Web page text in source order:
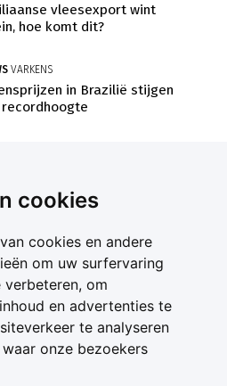
cookies
cookies en andere
om uw surfervaring
om
en advertenties te
te analyseren
onze bezoekers
vleesexport wint
hoe komt dit?
VARKENS
in Brazilië stijgen
recordhoogte
AFRIKAANSE VARKENSPEST
vlees gewild in China
VARKENS
wil varkensstapel flink